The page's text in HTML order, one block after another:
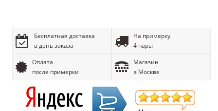
Бесплатная доставка
в день заказа
На примерку
4 пары
Оплата
после примерки
Магазин
в Москве